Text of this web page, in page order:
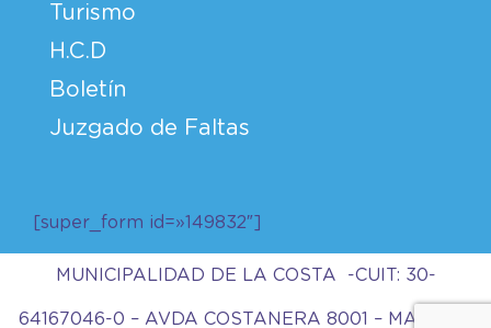
Turismo
H.C.D
Boletín
Juzgado de Faltas
[super_form id=»149832″]
MUNICIPALIDAD DE LA COSTA -CUIT: 30-
64167046-0 – AVDA COSTANERA 8001 – MAR DEL